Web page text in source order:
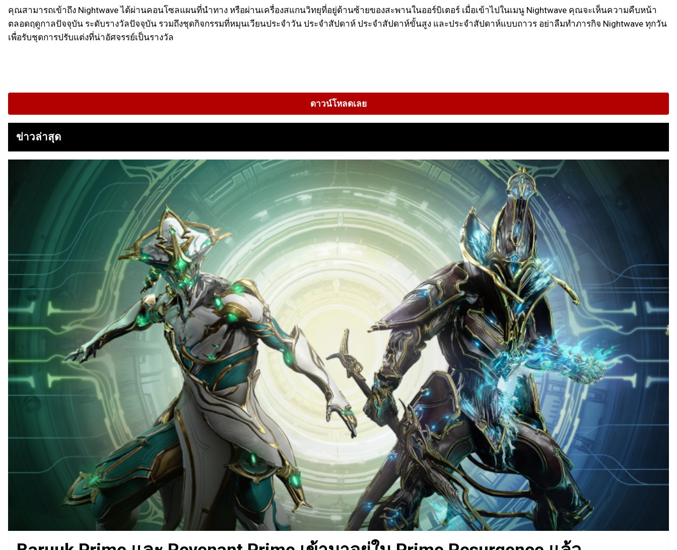
คุณสามารถเข้าถึง Nightwave ได้ผ่านคอนโซลแผนที่นำทาง หรือผ่านเครื่องสแกนวิทยุที่อยู่ด้านซ้ายของสะพานในออร์บิเตอร์ เมื่อเข้าไปในเมนู Nightwave คุณจะเห็นความคืบหน้า
ตลอดฤดูกาลปัจจุบัน ระดับรางวัลปัจจุบัน รวมถึงชุดกิจกรรมที่หมุนเวียนประจำวัน ประจำสัปดาห์ ประจำสัปดาห์ขั้นสูง และประจำสัปดาห์แบบถาวร อย่าลืมทำภารกิจ Nightwave ทุกวัน
เพื่อรับชุดการปรับแต่งที่น่าอัศจรรย์เป็นรางวัล
ดาวน์โหลดเลย
ข่าวล่าสุด